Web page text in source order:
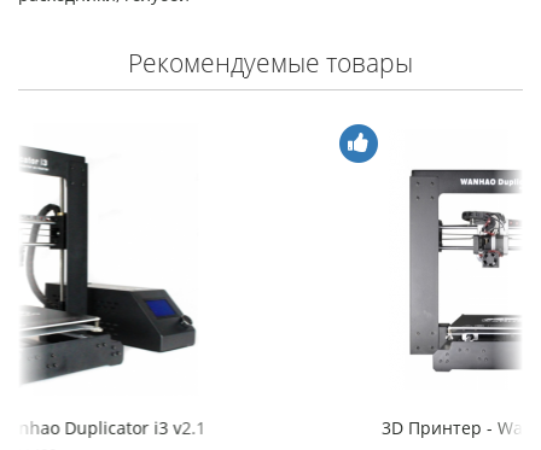
Рекомендуемые товары
3D Принтер - Wanhao Duplicator i3 v2.0